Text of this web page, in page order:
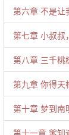
第六章 不是让
第七章 小叔叔
第八章 三千桃
第九章 你得天
第十章 梦到南
第十一章 爹知